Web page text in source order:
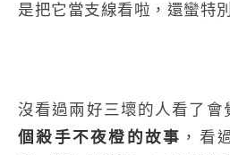
是把它當支線看啦，還蠻特
沒看過兩好三壞的人看了會
個殺手不夜橙的故事 ，看